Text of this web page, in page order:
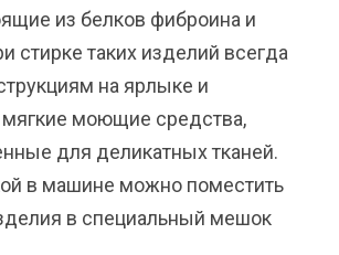
из белков фиброина и
стирке таких изделий всегда
на ярлыке и
мягкие моющие средства,
для деликатных тканей.
в машине можно поместить
в специальный мешок